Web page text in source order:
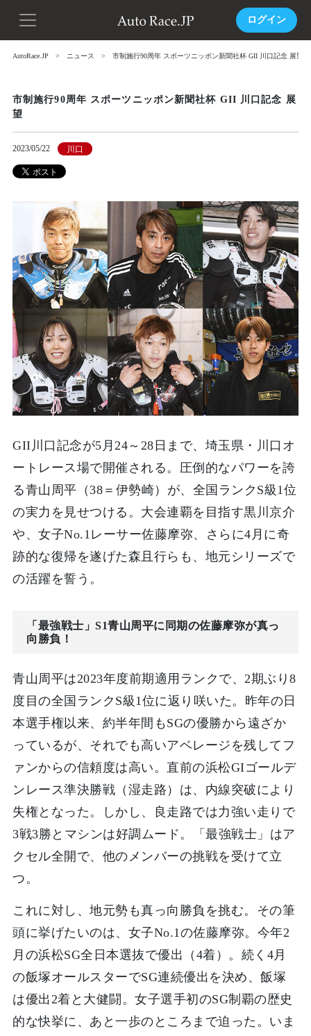
ログイン
AutoRace.JP ニュース 市制施行90周年 スポーツニッポン新聞社杯 GII 川口記念 展望
市制施行90周年 スポーツニッポン新聞社杯 GII 川口記念 展
望
2023/05/22 川口
GII川口記念が5月24～28日まで、埼玉県・川口オ
ートレース場で開催される。圧倒的なパワーを誇
る青山周平（38＝伊勢崎）が、全国ランクS級1位
の実力を見せつける。大会連覇を目指す黒川京介
や、女子No.1レーサー佐藤摩弥、さらに4月に奇
跡的な復帰を遂げた森且行らも、地元シリーズで
の活躍を誓う。
「最強戦士」S1青山周平に同期の佐藤摩弥が真っ
向勝負！
青山周平は2023年度前期適用ランクで、2期ぶり8
度目の全国ランクS級1位に返り咲いた。昨年の日
本選手権以来、約半年間もSGの優勝から遠ざか
っているが、それでも高いアベレージを残してフ
ァンからの信頼度は高い。直前の浜松GIゴールデ
ンレース準決勝戦（湿走路）は、内線突破により
失権となった。しかし、良走路では力強い走りで
3戦3勝とマシンは好調ムード。「最強戦士」はア
クセル全開で、他のメンバーの挑戦を受けて立
つ。
これに対し、地元勢も真っ向勝負を挑む。その筆
頭に挙げたいのは、女子No.1の佐藤摩弥。今年2
月の浜松SG全日本選抜で優出（4着）。続く4月
の飯塚オールスターでSG連続優出を決め、飯塚
は優出2着と大健闘。女子選手初のSG制覇の歴史
的な快挙に、あと一歩のところまで迫った。いま